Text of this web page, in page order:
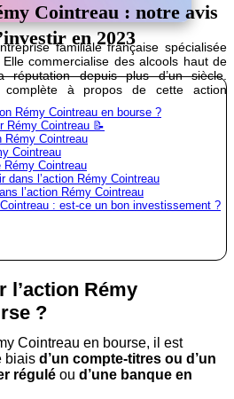
Cointreau : notre avis
en 2023
familiale française spécialisée
commercialise des alcools haut de
depuis plus d’un siècle.
complète à propos de cette action
Rémy Cointreau en bourse ?
Rémy Cointreau 📝
Rémy Cointreau
Cointreau
Rémy Cointreau
dans l’action Rémy Cointreau
l’action Rémy Cointreau
: est-ce un bon investissement ?
l’action Rémy
?
Cointreau en bourse, il est
biais d’un compte-titres ou d’un
régulé ou d’une banque en